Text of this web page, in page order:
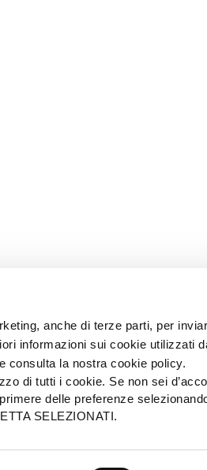
anche di terze parti, per
informazioni sui cookie utilizzati
e consulta la nostra cookie policy.
di tutti i cookie. Se non sei
delle preferenze
SELEZIONATI.
PUBBLICITÀ
Tel +